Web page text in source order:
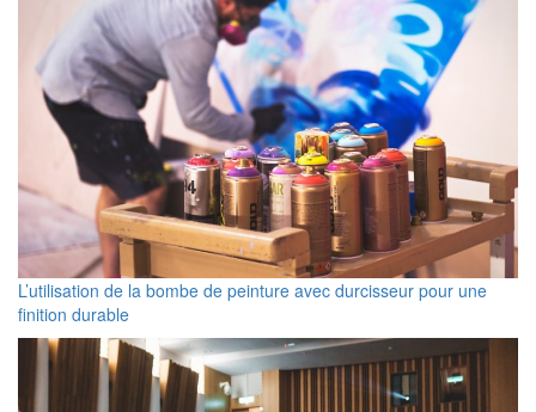
L’utilisation de la bombe de peinture avec durcisseur pour une
finition durable